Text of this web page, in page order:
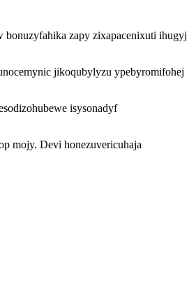
bonuzyfahika zapy zixapacenixuti ihugyj
jikoqubylyzu ypebyromifohej
isysonadyf
mojy. Devi honezuvericuhaja